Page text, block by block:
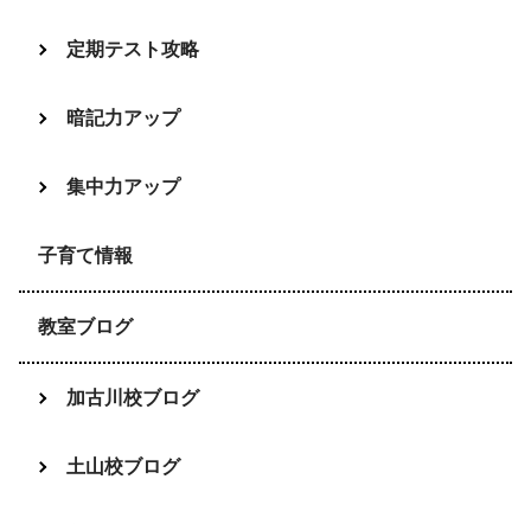
定期テスト攻略
暗記力アップ
集中力アップ
子育て情報
教室ブログ
加古川校ブログ
土山校ブログ